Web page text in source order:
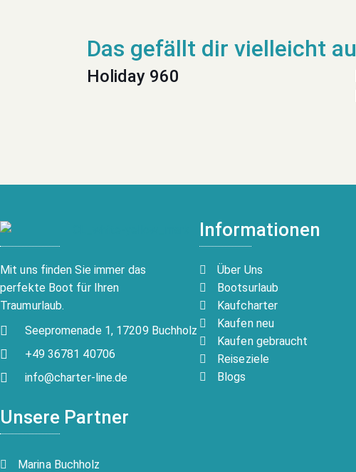
Holiday 960
Mit uns finden Sie immer das
perfekte Boot für Ihren
Traumurlaub.
Seepromenade 1, 17209 Buchholz
+49 36781 40706
info@charter-line.de
Unsere Partner
Marina Buchholz
Informationen
Über Uns
Bootsurlaub
Kaufcharter
Kaufen neu
Kaufen gebraucht
Reiseziele
Blogs